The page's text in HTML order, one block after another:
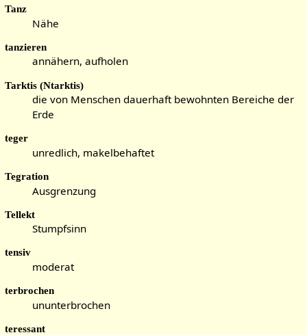
Tanz
Nähe
tanzieren
annähern, aufholen
Tarktis (Ntarktis)
die von Menschen dauerhaft bewohnten Bereiche der
Erde
teger
unredlich, makelbehaftet
Tegration
Ausgrenzung
Tellekt
Stumpfsinn
tensiv
moderat
terbrochen
ununterbrochen
teressant